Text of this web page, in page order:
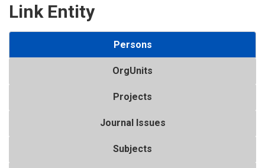
Link Entity
Persons
OrgUnits
Projects
Journal Issues
Subjects